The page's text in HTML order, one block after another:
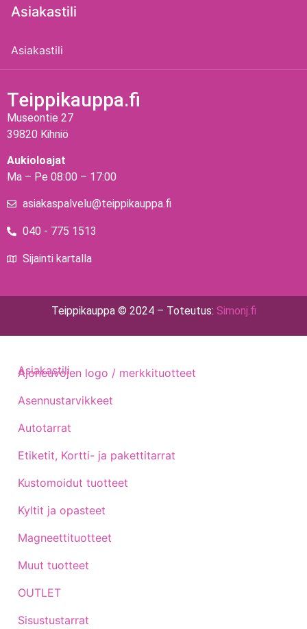
Asiakastili
Asiakastili
Teippikauppa.fi
Museontie 27
39820 Kihniö
Aukioloajat
Ma – Pe 08:00 – 17:00
asiakaspalvelu@teippikauppa.fi
040 - 775 1513
Sijainti kartalla
Teippikauppa © 2024 – Toteutus: Simonj.fi
Ajoneuvojen logo / merkkituotteet
Asennustarvikkeet
Autotarrat
Etiketit, Kortti- ja pakettitarrat
Kustomoidut tuotteet
Kyltit ja opasteet
Magneettituotteet
Muut tuotteet
OUTLET
Sisustustarrat
Asiakastili